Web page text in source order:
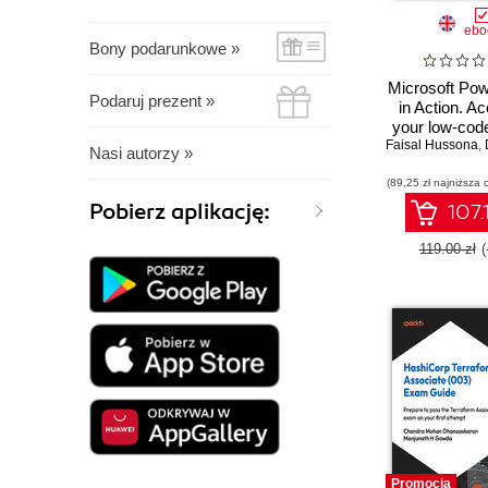
Bony podarunkowe »
Podaruj prezent »
Nasi autorzy »
Pobierz aplikację:
Microsoft
in Action.
your low-
with
Faisal Hussona,
(89,25 zł najniższa
119.00 zł
Promocja